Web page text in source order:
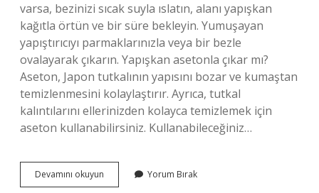
varsa, bezinizi sıcak suyla ıslatın, alanı yapışkan
kağıtla örtün ve bir süre bekleyin. Yumuşayan
yapıştırıcıyı parmaklarınızla veya bir bezle
ovalayarak çıkarın. Yapışkan asetonla çıkar mı?
Aseton, Japon tutkalının yapısını bozar ve kumaştan
temizlenmesini kolaylaştırır. Ayrıca, tutkal
kalıntılarını ellerinizden kolayca temizlemek için
aseton kullanabilirsiniz. Kullanabileceğiniz…
Devamını okuyun Yapışkanı
Neyle
Yorum Bırak